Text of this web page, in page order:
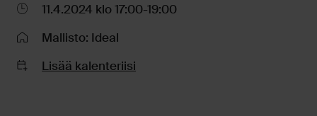
11.4.2024 klo 17:00-19:00
Mallisto: Ideal
Lisää kalenteriisi